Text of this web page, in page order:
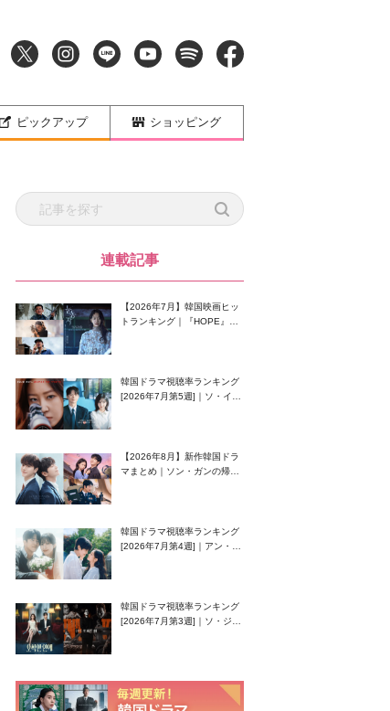
ピックアップ ショッピング
連載記事
【2026年7月】韓国映画ヒッ
トランキング｜『HOPE』が
韓国ドラマ視聴率ランキング
[2026年7月第5週]｜ソ・イン
【2026年8月】新作韓国ドラ
マまとめ｜ソン・ガンの帰
韓国ドラマ視聴率ランキング
[2026年7月第4週]｜アン・ヒ
韓国ドラマ視聴率ランキング
[2026年7月第3週]｜ソ・ジソ